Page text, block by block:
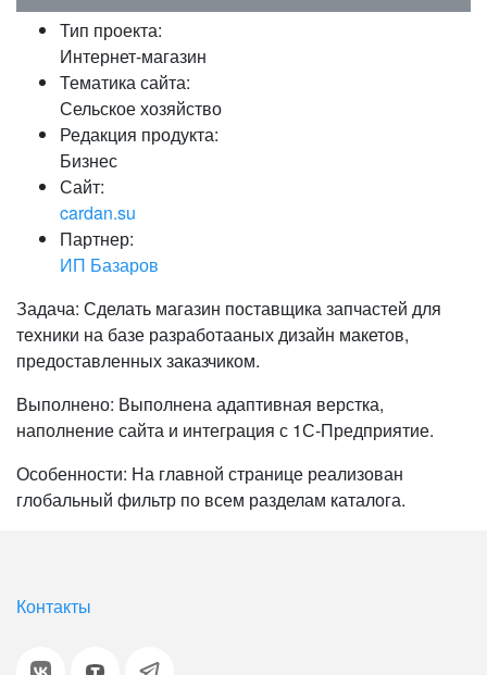
Запомнить меня на этом
Забыли свой пароль?
Тип проекта:
Интернет-магазин
Тематика сайта:
Сельское хозяйство
Редакция продукта:
Бизнес
Сайт:
cardan.su
Партнер:
ИП Базаров
Задача: Сделать магазин поставщика запчастей для
техники на базе разработааных дизайн макетов,
предоставленных заказчиком.
Выполнено: Выполнена адаптивная верстка,
наполнение сайта и интеграция с 1С-Предприятие.
Особенности: На главной странице реализован
глобальный фильтр по всем разделам каталога.
Контакты